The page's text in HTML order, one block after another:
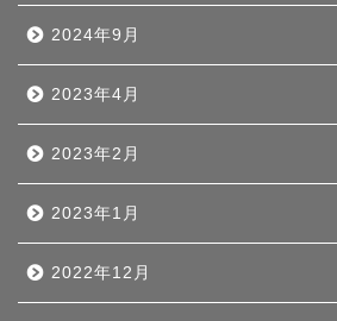
2024年9月
2023年4月
2023年2月
2023年1月
2022年12月